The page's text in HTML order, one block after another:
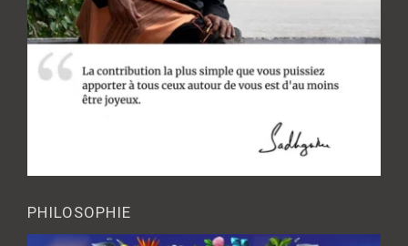
PHILOSOPHIE